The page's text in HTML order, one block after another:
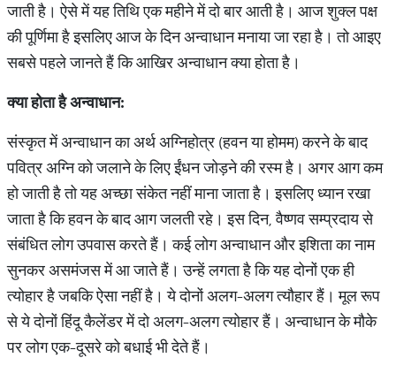
जाती है। ऐसे में यह तिथि एक महीने में दो बार आती है। आज शुक्ल पक्ष
की पूर्णिमा है इसलिए आज के दिन अन्वाधान मनाया जा रहा है। तो आइए
सबसे पहले जानते हैं कि आखिर अन्वाधान क्या होता है।
क्या होता है अन्वाधान:
संस्कृत में अन्वाधान का अर्थ अग्निहोत्र (हवन या होमम) करने के बाद
पवित्र अग्नि को जलाने के लिए ईंधन जोड़ने की रस्म है। अगर आग कम
हो जाती है तो यह अच्छा संकेत नहीं माना जाता है। इसलिए ध्यान रखा
जाता है कि हवन के बाद आग जलती रहे। इस दिन, वैष्णव सम्प्रदाय से
संबंधित लोग उपवास करते हैं। कई लोग अन्वाधान और इशिता का नाम
सुनकर असमंजस में आ जाते हैं। उन्हें लगता है कि यह दोनों एक ही
त्योहार है जबकि ऐसा नहीं है। ये दोनों अलग-अलग त्यौहार हैं। मूल रूप
से ये दोनों हिंदू कैलेंडर में दो अलग-अलग त्योहार हैं। अन्वाधान के मौके
पर लोग एक-दूसरे को बधाई भी देते हैं।